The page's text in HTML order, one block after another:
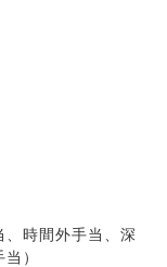
時間外手当、深
）